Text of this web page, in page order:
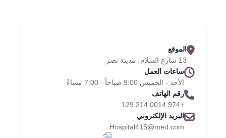
الموقع
13 شارع السلام، مدينة نصر
ساعات العمل
الأحد - الخميس 9:00 صباحاً - 7:00 مساءً
رقم الهاتف
+974 0014 214 129
البريد الإلكتروني
Hospital415@med.com